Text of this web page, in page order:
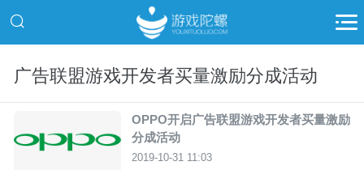
广告联盟游戏开发者买量激励分成活动
OPPO开启广告联盟游戏开发者买量激励
分成活动
2019-10-31 11:03